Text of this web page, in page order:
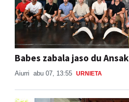
Babes zabala jaso du Ansak
Aiurri abu 07, 13:55 URNIETA